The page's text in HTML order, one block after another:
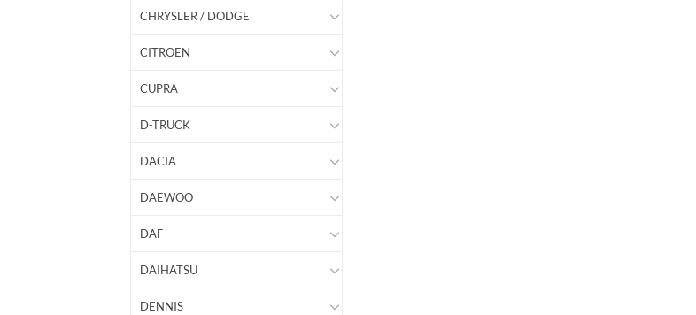
CHRYSLER / DODGE
CITROEN
CUPRA
D-TRUCK
DACIA
DAEWOO
DAF
DAIHATSU
DENNIS